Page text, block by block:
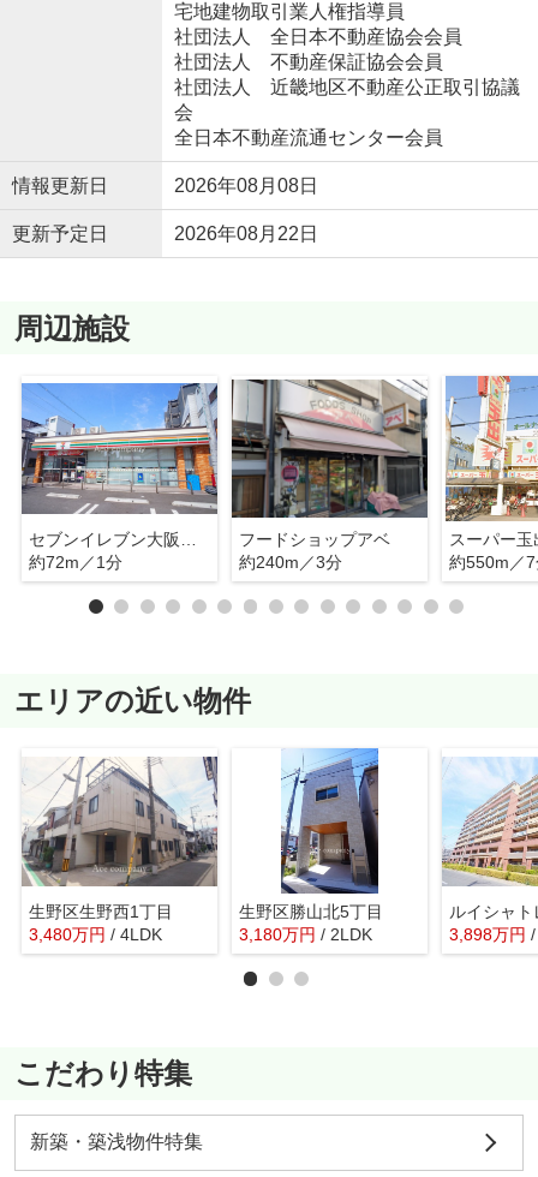
宅地建物取引業人権指導員
社団法人 全日本不動産協会会員
社団法人 不動産保証協会会員
社団法人 近畿地区不動産公正取引協議
会
全日本不動産流通センター会員
情報更新日 2026年08月08日
更新予定日 2026年08月22日
周辺施設
約72m／1分
フードショップアベ
約240m／3分
スーパー
約550m／
エリアの近い物件
生野区生野西1丁目
3,480万円 / 4LDK
生野区勝山北5丁目
3,180万円 / 2LDK
ルイシャト
3,898万円
こだわり特集
新築・築浅物件特集